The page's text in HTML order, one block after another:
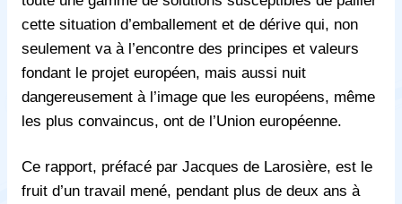
cette situation d’emballement et de dérive qui, non
seulement va à l’encontre des principes et valeurs
fondant le projet européen, mais aussi nuit
dangereusement à l’image que les européens, même
les plus convaincus, ont de l’Union européenne.
Ce rapport, préfacé par Jacques de Larosière, est le
fruit d’un travail mené, pendant plus de deux ans à